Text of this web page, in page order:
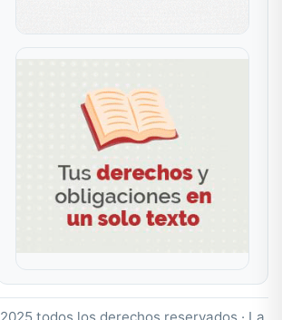
2025 todos los derechos reservados · La